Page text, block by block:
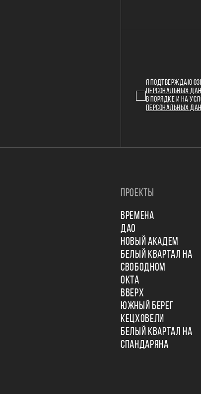
Я ПОДТВЕРЖДАЮ
ПЕРСОНАЛЬНЫХ
В ПОРЯДКЕ И НА
ПЕРСОНАЛЬНЫХ
ПРОЕКТЫ
ВРЕМЕНА
ДАО
НОВЫЙ АКАДЕМ
БЕЛЫЙ КВАРТАЛ НА
СВОБОДНОМ
ОКТА
ВВЕРХ
ЮЖНЫЙ БЕРЕГ
КЕЦХОВЕЛИ
БЕЛЫЙ КВАРТАЛ НА
СПАНДАРЯНА